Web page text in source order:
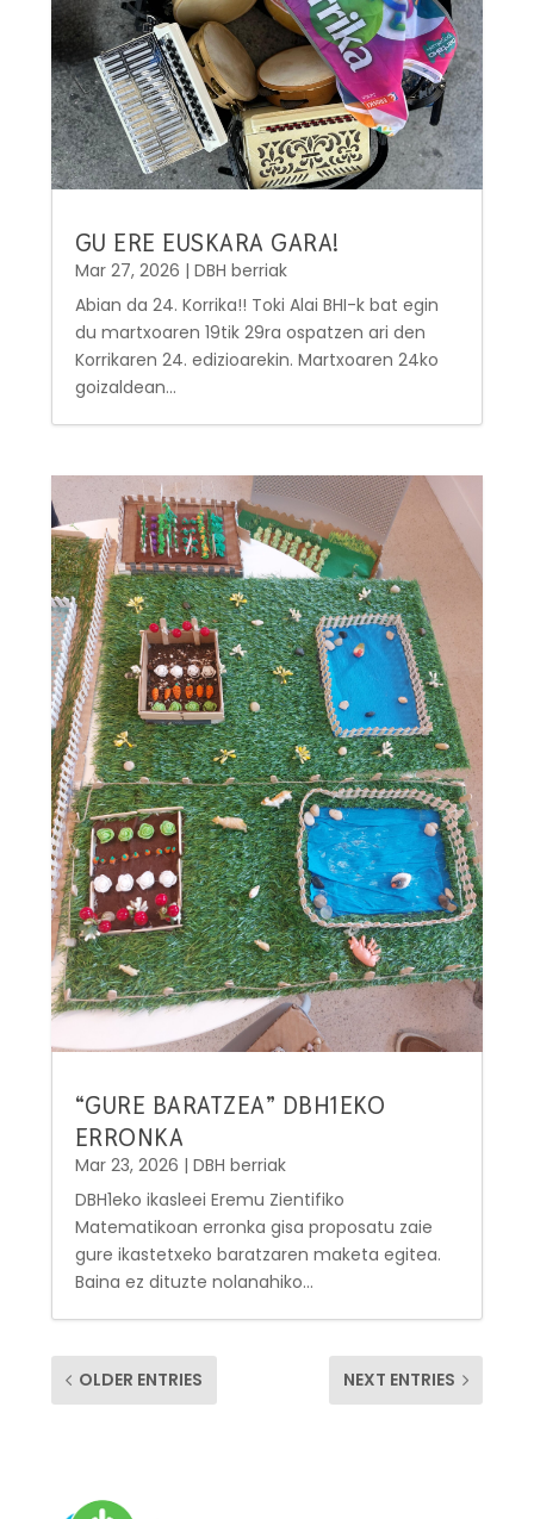
GU ERE EUSKARA GARA!
Mar 27, 2026 | DBH berriak
Abian da 24. Korrika!! Toki Alai BHI-k bat egin
du martxoaren 19tik 29ra ospatzen ari den
Korrikaren 24. edizioarekin. Martxoaren 24ko
goizaldean...
“GURE BARATZEA” DBH1EKO
ERRONKA
Mar 23, 2026 | DBH berriak
DBH1eko ikasleei Eremu Zientifiko
Matematikoan erronka gisa proposatu zaie
gure ikastetxeko baratzaren maketa egitea.
Baina ez dituzte nolanahiko...
OLDER ENTRIES NEXT ENTRIES